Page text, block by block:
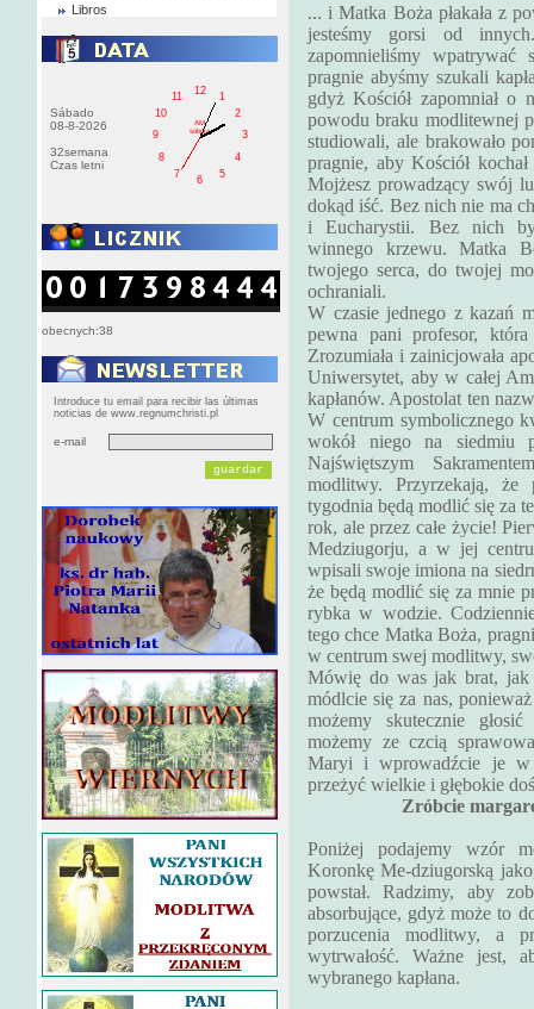
Libros
Sábado
08-8-2026
32semana
Czas letni
1
2
3
4
5
6
7
8
9
10
11
12
AM
sobota
obecnych:38
Introduce tu email para recibir las últimas
noticias de www.regnumchristi.pl
e-mail
... i Matka Boża płakała z
jesteśmy gorsi od
zapomnieliśmy wpatrywać
pragnie abyśmy szukali
gdyż Kościół zapomniał
powodu braku modlitewnej
studiowali, ale brakowało
pragnie, aby Kościół
Mojżesz prowadzący swój
dokąd iść. Bez nich nie ma
i Eucharystii. Bez nich
winnego krzewu. Matka
twojego serca, do twojej
ochraniali.
W czasie jednego z kazań
pewna pani profesor,
Zrozumiała i zainicjowała
Uniwersytet, aby w całej
kapłanów. Apostolat ten
W centrum symbolicznego
wokół niego na siedmiu
Najświętszym
modlitwy. Przyrzekają,
tygodnia będą modlić się za
rok, ale przez całe życie!
Medziugorju, a w jej
wpisali swoje imiona na
że będą modlić się za mnie
rybka w wodzie.
tego chce Matka Boża,
w centrum swej modlitwy,
Mówię do was jak brat, jak
módlcie się za nas,
możemy skutecznie
możemy ze czcią
Maryi i wprowadźcie je
przeżyć wielkie i głębokie
Zróbcie
Poniżej podajemy wzór
Koronkę Me-dziugorską
powstał. Radzimy, aby
absorbujące, gdyż może to
porzucenia modlitwy, a
wytrwałość. Ważne jest,
wybranego kapłana.